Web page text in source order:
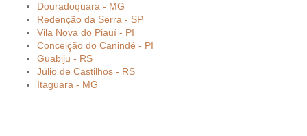
Douradoquara - MG
Redenção da Serra - SP
Vila Nova do Piauí - PI
Conceição do Canindé - PI
Guabiju - RS
Júlio de Castilhos - RS
Itaguara - MG